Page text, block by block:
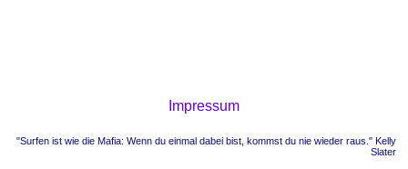
Impressum
"Surfen ist wie die Mafia: Wenn du einmal dabei bist, kommst du nie wieder raus." Kelly
Slater